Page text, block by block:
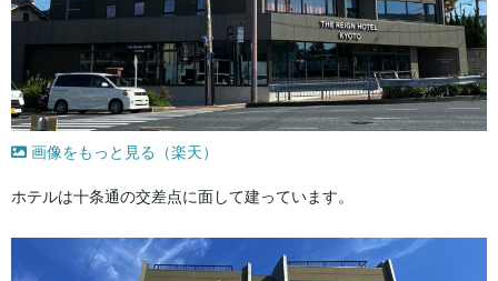
画像をもっと見る（楽天）
ホテルは十条通の交差点に面して建っています。